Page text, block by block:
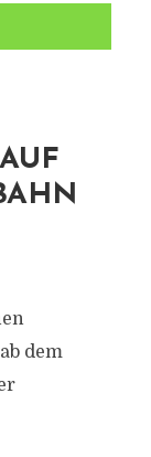
dem